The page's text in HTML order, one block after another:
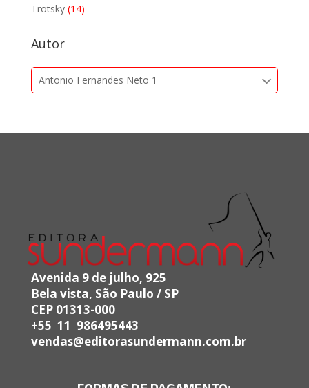
Trotsky 1414
Autor
Antonio Fernandes Neto 1
Avenida 9 de julho, 925
Bela vista, São Paulo / SP
CEP 01313-000
+55 11 986495443
vendas@editorasundermann.com.br